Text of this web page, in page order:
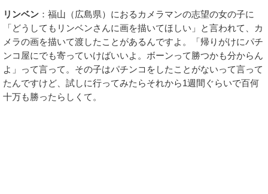
リンベン ：福山（広島県）におるカメラマンの志望の女の子に
「どうしてもリンベンさんに画を描いてほしい」と言われて、カ
メラの画を描いて渡したことがあるんですよ。「帰りがけにパチ
ンコ屋にでも寄っていけばいいよ。ボーンって勝つかも分からん
よ」って言って。その子はパチンコをしたことがないって言って
たんですけど、試しに行ってみたらそれから1週間ぐらいで百何
十万も勝ったらしくて。